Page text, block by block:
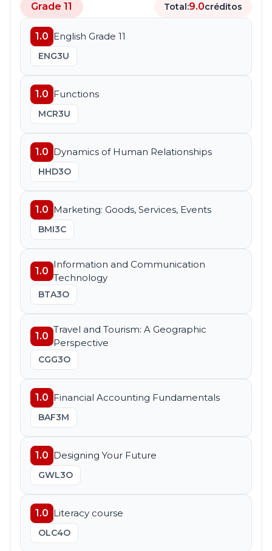
Grade 11 Total:9.0créditos
1.0 English Grade 11
ENG3U
1.0 Functions
MCR3U
1.0 Dynamics of Human Relationships
HHD3O
1.0 Marketing: Goods, Services, Events
BMI3C
1.0
Information and Communication
Technology
BTA3O
1.0
Travel and Tourism: A Geographic
Perspective
CGG3O
1.0 Financial Accounting Fundamentals
BAF3M
1.0 Designing Your Future
GWL3O
1.0 Literacy course
OLC4O